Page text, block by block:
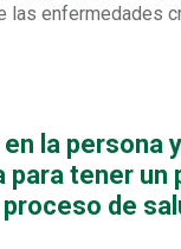
las enfermedades
la persona
para tener
proceso de